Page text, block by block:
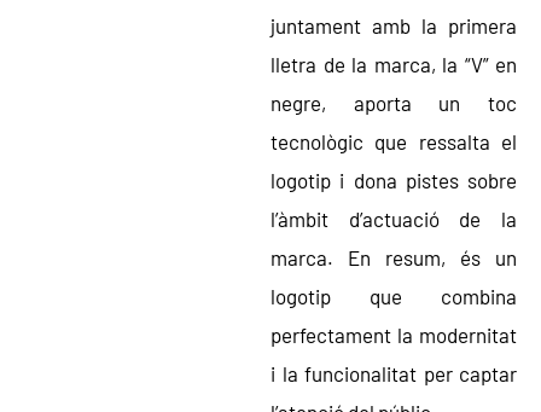
juntament amb la primera
lletra de la marca, la “V” en
negre, aporta un toc
tecnològic que ressalta el
logotip i dona pistes sobre
l’àmbit d’actuació de la
marca. En resum, és un
logotip que combina
perfectament la modernitat
i la funcionalitat per captar